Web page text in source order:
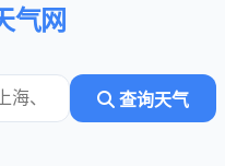
气网
查询天气